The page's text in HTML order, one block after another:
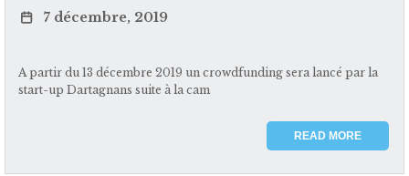
7 décembre, 2019
A partir du 13 décembre 2019 un crowdfunding sera lancé par la
start-up Dartagnans suite à la cam
READ MORE